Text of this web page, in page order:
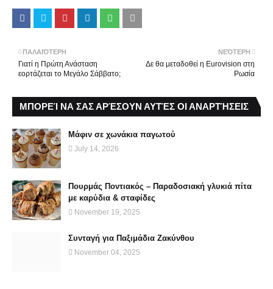
ΝΕΌΤΕΡΗ
Δε θα μεταδοθεί η Eurovision στη
Ρωσία
ΠΑΛΑΙΌΤΕΡΗ
Γιατί η Πρώτη Ανάσταση
εορτάζεται το Μεγάλο Σάββατο;
ΜΠΟΡΕΊ ΝΑ ΣΑΣ ΑΡΈΣΟΥΝ ΑΥΤΈΣ ΟΙ ΑΝΑΡΤΉΣΕΙΣ
Μάφιν σε χωνάκια παγωτού
July 14, 2026
Πουρμάς Ποντιακός – Παραδοσιακή γλυκιά πίτα
με καρύδια & σταφίδες
November 19, 2025
Συνταγή για Παξιμάδια Ζακύνθου
November 04, 2025